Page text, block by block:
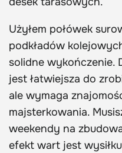
Użyłem połówek
podkładów
solidne wykończenie.
jest łatwiejsza do
ale wymaga
majsterkowania.
weekendy na
efekt wart jest